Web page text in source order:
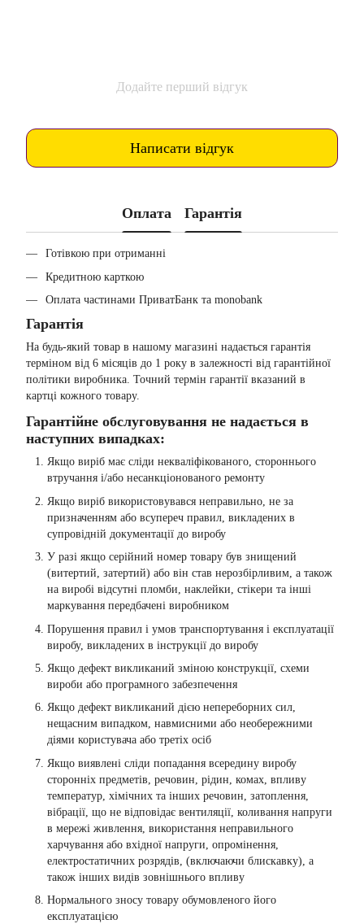
Додайте перший відгук
Написати відгук
Оплата Гарантія
Готівкою при отриманні
Кредитною карткою
Оплата частинами ПриватБанк та monobank
Гарантія
На будь-який товар в нашому магазині надається гарантія
терміном від 6 місяців до 1 року в залежності від гарантійної
політики виробника. Точний термін гарантії вказаний в
картці кожного товару.
Гарантійне обслуговування не надається в
наступних випадках:
Якщо виріб має сліди некваліфікованого, стороннього
втручання і/або несанкціонованого ремонту
Якщо виріб використовувався неправильно, не за
призначенням або всупереч правил, викладених в
супровідній документації до виробу
У разі якщо серійний номер товару був знищений
(витертий, затертий) або він став нерозбірливим, а також
на виробі відсутні пломби, наклейки, стікери та інші
маркування передбачені виробником
Порушення правил і умов транспортування і експлуатації
виробу, викладених в інструкції до виробу
Якщо дефект викликаний зміною конструкції, схеми
вироби або програмного забезпечення
Якщо дефект викликаний дією непереборних сил,
нещасним випадком, навмисними або необережними
діями користувача або третіх осіб
Якщо виявлені сліди попадання всередину виробу
сторонніх предметів, речовин, рідин, комах, впливу
температур, хімічних та інших речовин, затоплення,
вібрації, що не відповідає вентиляції, коливання напруги
в мережі живлення, використання неправильного
харчування або вхідної напруги, опромінення,
електростатичних розрядів, (включаючи блискавку), а
також інших видів зовнішнього впливу
Нормального зносу товару обумовленого його
експлуатацією